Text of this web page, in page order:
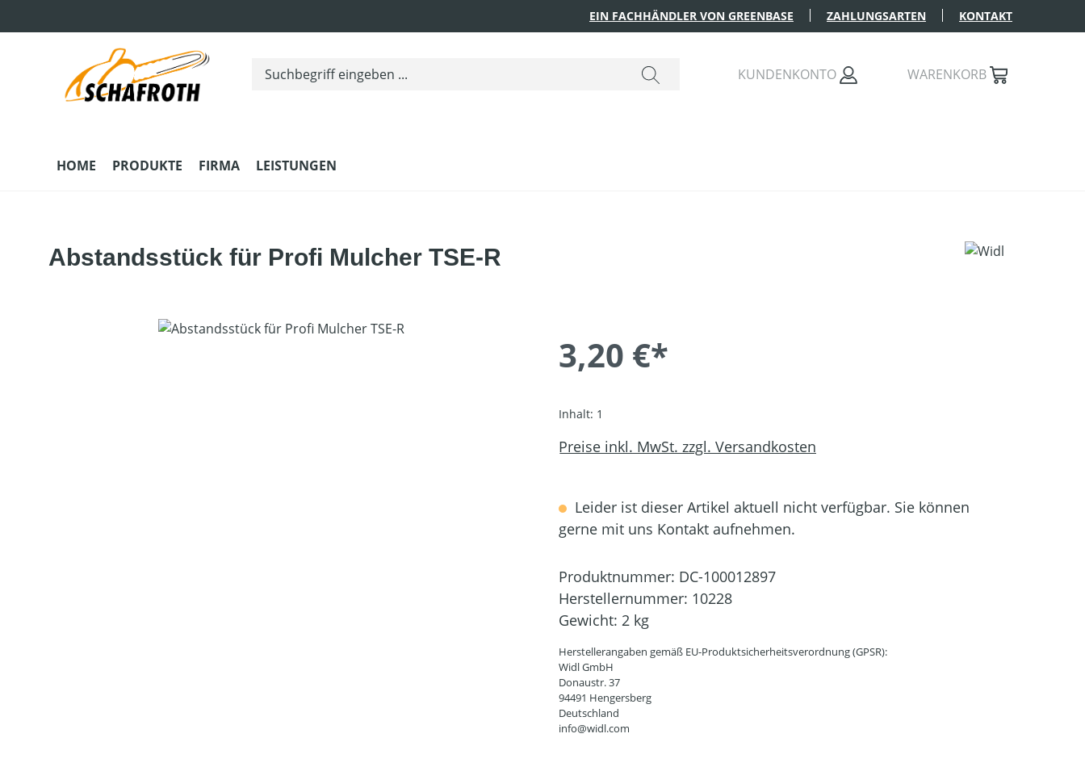
EIN FACHHÄNDLER VON GREENBASE ZAHLUNGSARTEN KONTAKT
KUNDENKONTO WARENKORB
HOME PRODUKTE FIRMA LEISTUNGEN
Abstandsstück für Profi Mulcher TSE-R
Bildergalerie überspringen
3,20 €*
Inhalt: 1
Preise inkl. MwSt. zzgl. Versandkosten
Leider ist dieser Artikel aktuell nicht verfügbar. Sie können
gerne mit uns Kontakt aufnehmen.
Produktnummer: DC-100012897
Herstellernummer: 10228
Gewicht: 2 kg
Herstellerangaben gemäß EU-Produktsicherheitsverordnung (GPSR):
Widl GmbH
Donaustr. 37
94491 Hengersberg
Deutschland
info@widl.com